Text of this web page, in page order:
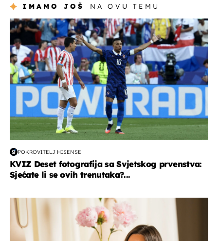
IMAMO JOŠ NA OVU TEMU
svjetsko prvenstvo 2026
POKROVITELJ HISENSE
KVIZ Deset fotografija sa Svjetskog prvenstva:
Sjećate li se ovih trenutaka?...
moda & ljepota